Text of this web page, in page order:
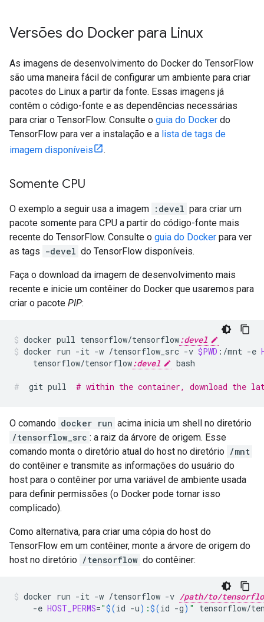
Versões do Docker para Linux
As imagens de desenvolvimento do Docker do TensorFlow
são uma maneira fácil de configurar um ambiente para criar
pacotes do Linux a partir da fonte. Essas imagens já
contêm o código-fonte e as dependências necessárias
para criar o TensorFlow. Consulte o guia do Docker do
TensorFlow para ver a instalação e a lista de tags de
imagem disponíveis
.
Somente CPU
O exemplo a seguir usa a imagem :devel para criar um
pacote somente para CPU a partir do código-fonte mais
recente do TensorFlow. Consulte o guia do Docker para ver
as tags -devel do TensorFlow disponíveis.
Faça o download da imagem de desenvolvimento mais
recente e inicie um contêiner do Docker que usaremos para
criar o pacote PIP:
docker pull tensorflow/tensorflow:devel
docker run -it -w /tensorflow_src -v $PWD :/mnt -e
tensorflow/tensorflow:devel bash
git pull # within the container, download the
O comando docker run acima inicia um shell no diretório
/tensorflow_src : a raiz da árvore de origem. Esse
comando monta o diretório atual do host no diretório /mnt
do contêiner e transmite as informações do usuário do
host para o contêiner por uma variável de ambiente usada
para definir permissões (o Docker pode tornar isso
complicado).
Como alternativa, para criar uma cópia do host do
TensorFlow em um contêiner, monte a árvore de origem do
host no diretório /tensorflow do contêiner:
docker run -it -w /tensorflow -v /path/to/
-e HOST_PERMS="$(id -u) :$(id -g) " tensorflow/